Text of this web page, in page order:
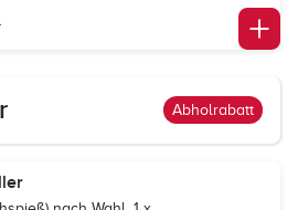
Abholrabatt